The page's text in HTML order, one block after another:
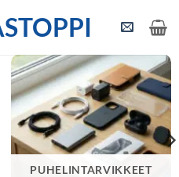
PUHELINTARVIKKEET